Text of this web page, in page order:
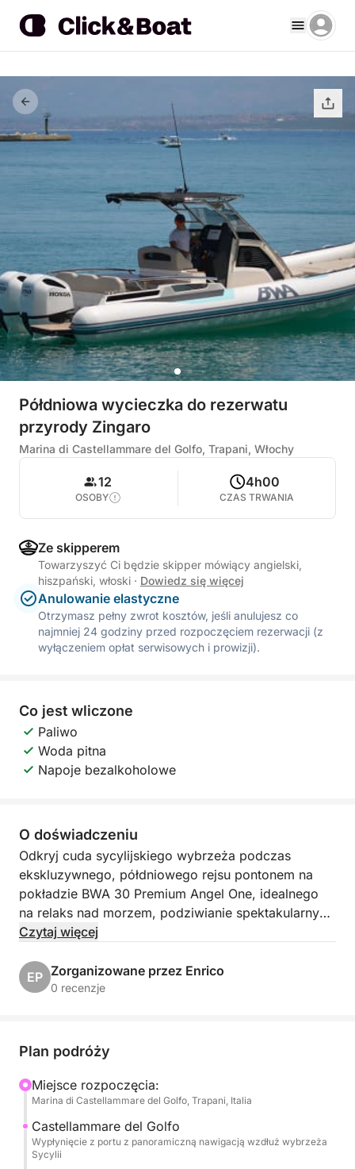
Półdniowa wycieczka do rezerwatu
przyrody Zingaro
Marina di Castellammare del Golfo, Trapani, Włochy
12
OSOBY
4h00
CZAS TRWANIA
Ze skipperem
Towarzyszyć Ci będzie skipper mówiący angielski,
hiszpański, włoski · Dowiedz się więcej
Anulowanie elastyczne
Otrzymasz pełny zwrot kosztów, jeśli anulujesz co
najmniej 24 godziny przed rozpoczęciem rezerwacji (z
wyłączeniem opłat serwisowych i prowizji).
Co jest wliczone
Paliwo
Woda pitna
Napoje bezalkoholowe
O doświadczeniu
Odkryj cuda sycylijskiego wybrzeża podczas
ekskluzywnego, półdniowego rejsu pontonem na
pokładzie BWA 30 Premium Angel One, idealnego
na relaks nad morzem, podziwianie spektakularnych
widoków i krystalicznie czystej wody.
Wypłynięcie z Castellammare del Golfo o godzinie
9:00 lub 14:00 pozwoli Ci przepłynąć jeden z
skalne i naturalne krajobrazy dostępne tylko drogą
Faraglioni ze Scopello, zwiedzisz Cala dell'Uzzo i
zrelaksujesz się w przejrzystych wodach Fossa dello
Stinco.
To doświadczenie jest idealne dla par, rodzin lub
Czytaj więcej
EP Zorganizowane przez Enrico
0 recenzje
Plan podróży
Miejsce rozpoczęcia:
Marina di Castellammare del Golfo, Trapani, Italia
Castellammare del Golfo
Wypłynięcie z portu z panoramiczną nawigacją wzdłuż wybrzeża
Sycylii